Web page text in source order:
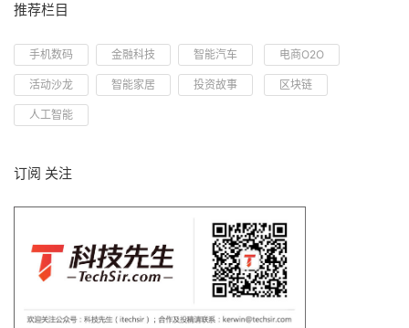
推荐栏目
手机数码 金融科技 智能汽车 电商O2O
活动沙龙 智能家居 投资故事 区块链
人工智能
订阅 关注